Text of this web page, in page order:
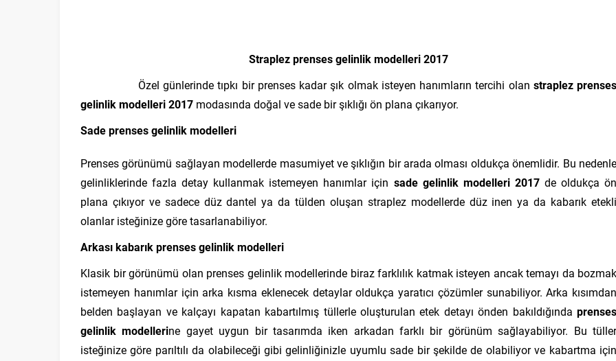
Straplez prenses gelinlik modelleri 2017
Özel günlerinde tıpkı bir prenses kadar şık olmak isteyen hanımların tercihi olan straplez prenses
gelinlik modelleri 2017 modasında doğal ve sade bir şıklığı ön plana çıkarıyor.
Sade prenses gelinlik modelleri
Prenses görünümü sağlayan modellerde masumiyet ve şıklığın bir arada olması oldukça önemlidir. Bu nedenle
gelinliklerinde fazla detay kullanmak istemeyen hanımlar için sade gelinlik modelleri 2017 de oldukça ön
plana çıkıyor ve sadece düz dantel ya da tülden oluşan straplez modellerde düz inen ya da kabarık etekli
olanlar isteğinize göre tasarlanabiliyor.
Arkası kabarık prenses gelinlik modelleri
Klasik bir görünümü olan prenses gelinlik modellerinde biraz farklılık katmak isteyen ancak temayı da bozmak
istemeyen hanımlar için arka kısma eklenecek detaylar oldukça yaratıcı çözümler sunabiliyor. Arka kısımdan
belden başlayan ve kalçayı kapatan kabartılmış tüllerle oluşturulan etek detayı önden bakıldığında prenses
gelinlik modellerine gayet uygun bir tasarımda iken arkadan farklı bir görünüm sağlayabiliyor. Bu
isteğinize göre parıltılı da olabileceği gibi gelinliğinizle uyumlu sade bir şekilde de olabiliyor ve kabartma için